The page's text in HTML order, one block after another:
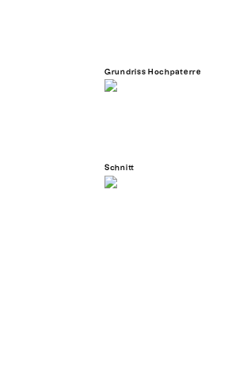
Grundriss Hochpaterre
Schnitt